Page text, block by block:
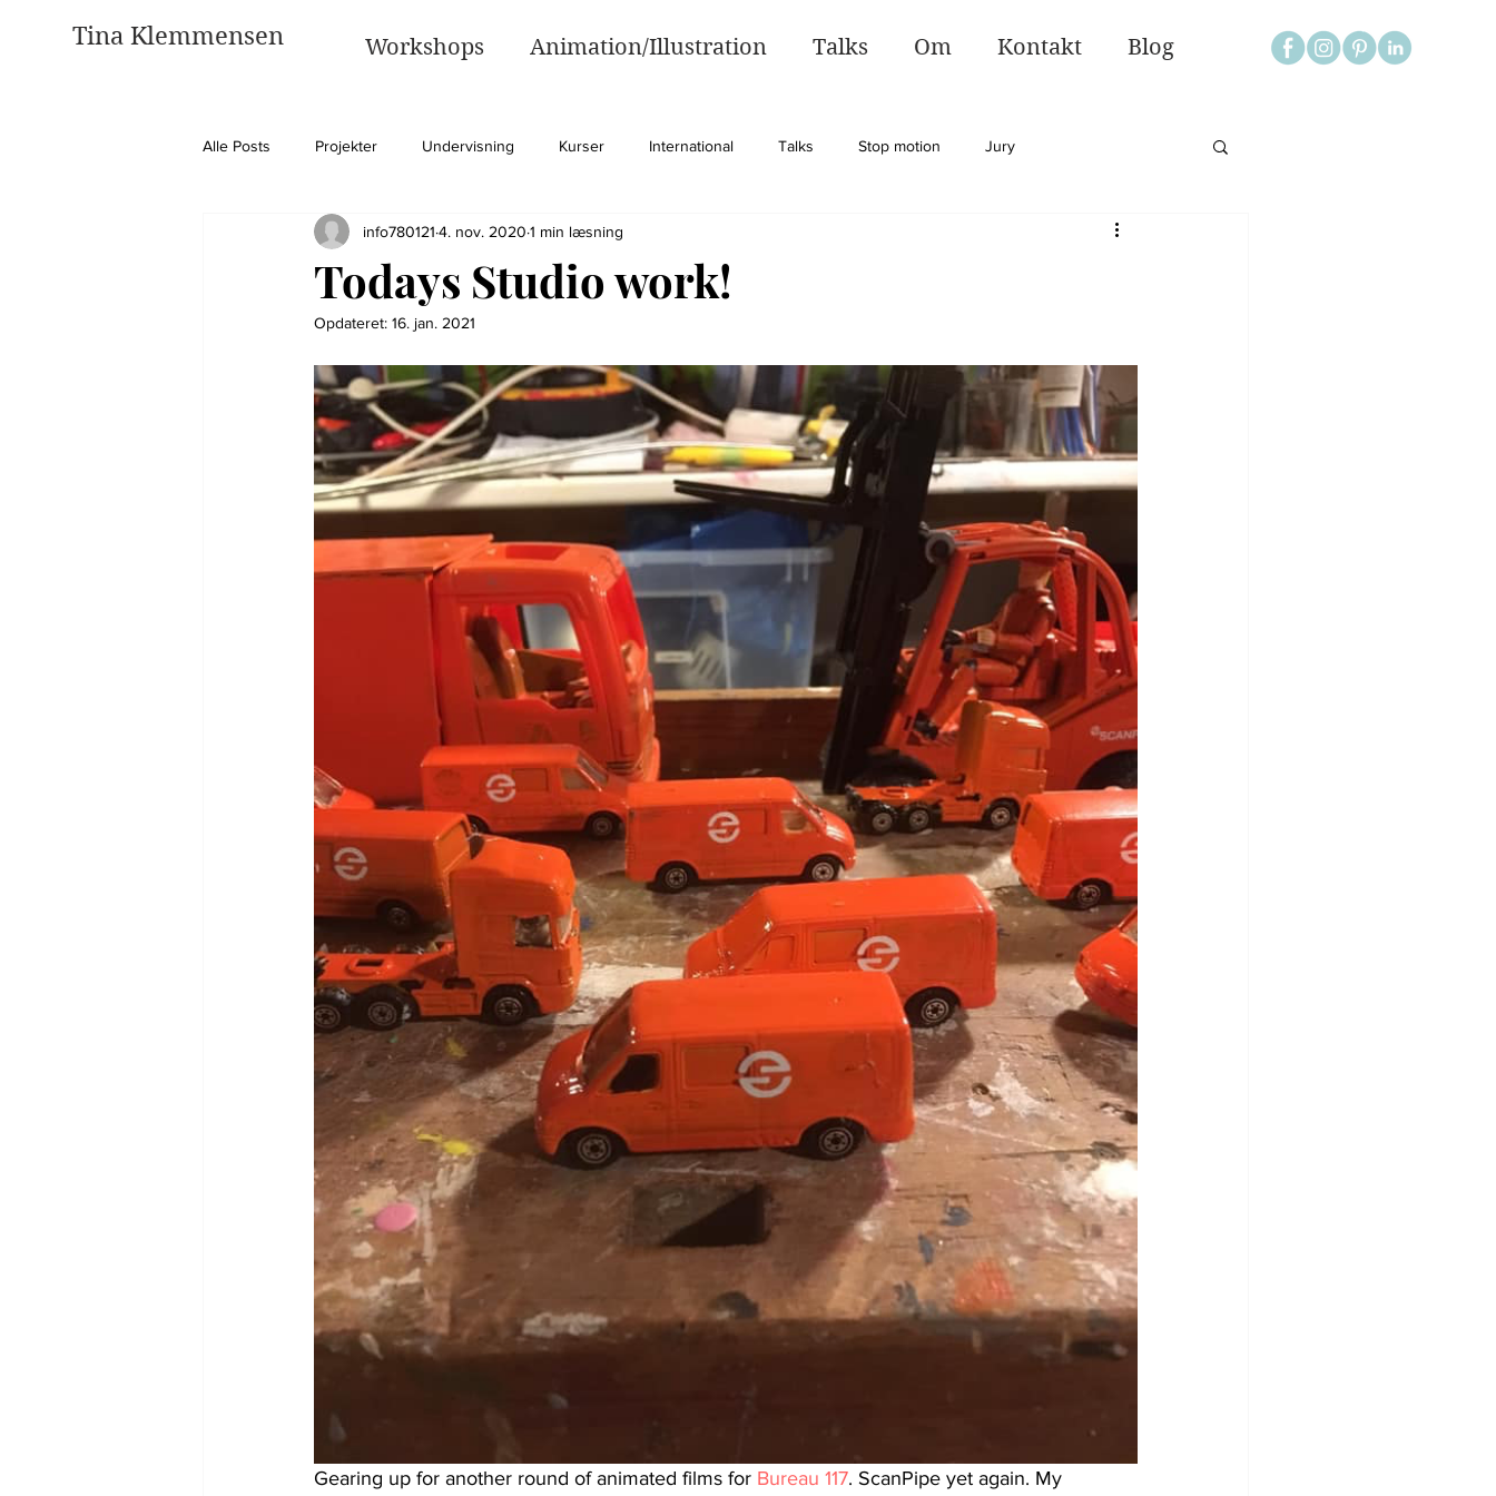
Tina Klemmensen Workshops Animation/Illustration Talks Om Kontakt Blog
Alle Posts Projekter Undervisning Kurser International Talks Stop motion Jury
U.N Sustainable Goals Illustration
Todays Studio work!
info780121 4. nov. 2020 1 min læsning
Opdateret: 16. jan. 2021
Gearing up for another round of animated films for Bureau 117. ScanPipe yet again. My